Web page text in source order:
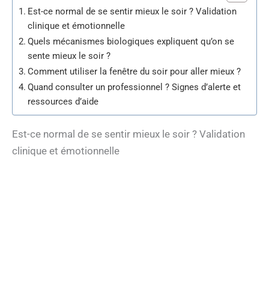
Est-ce normal de se sentir mieux le soir ? Validation
clinique et émotionnelle
Quels mécanismes biologiques expliquent qu’on se
sente mieux le soir ?
Comment utiliser la fenêtre du soir pour aller mieux ?
Quand consulter un professionnel ? Signes d’alerte et
ressources d’aide
Est-ce normal de se sentir mieux le soir ? Validation
clinique et émotionnelle